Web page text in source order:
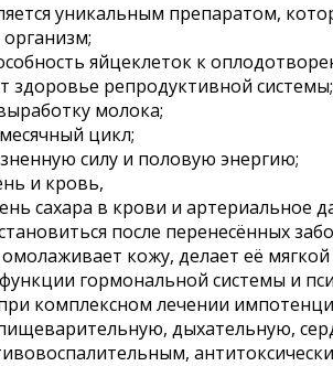
уникальным препаратом,
яйцеклеток к
здоровье репродуктивной системы;
молока;
цикл;
силу и половую энергию;
и кровь,
сахара в крови и артериальное
после перенесённых
кожу, делает её мягкой
гормональной системы и
комплексном лечении
дыхательную,